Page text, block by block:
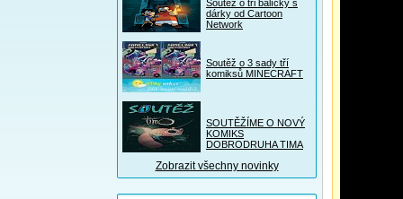
Soutěž o tři balíčky s
dárky od Cartoon
Network
Soutěž o 3 sady tří
komiksů MINECRAFT
SOUTĚŽÍME O NOVÝ
KOMIKS
DOBRODRUHA TIMA
Zobrazit všechny novinky